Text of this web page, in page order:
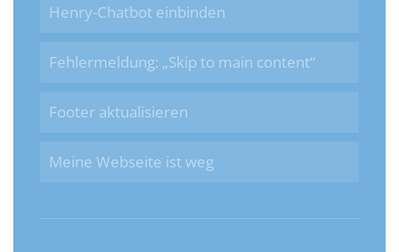
Henry-Chatbot einbinden
Fehlermeldung: „Skip to main content“
Footer aktualisieren
Meine Webseite ist weg